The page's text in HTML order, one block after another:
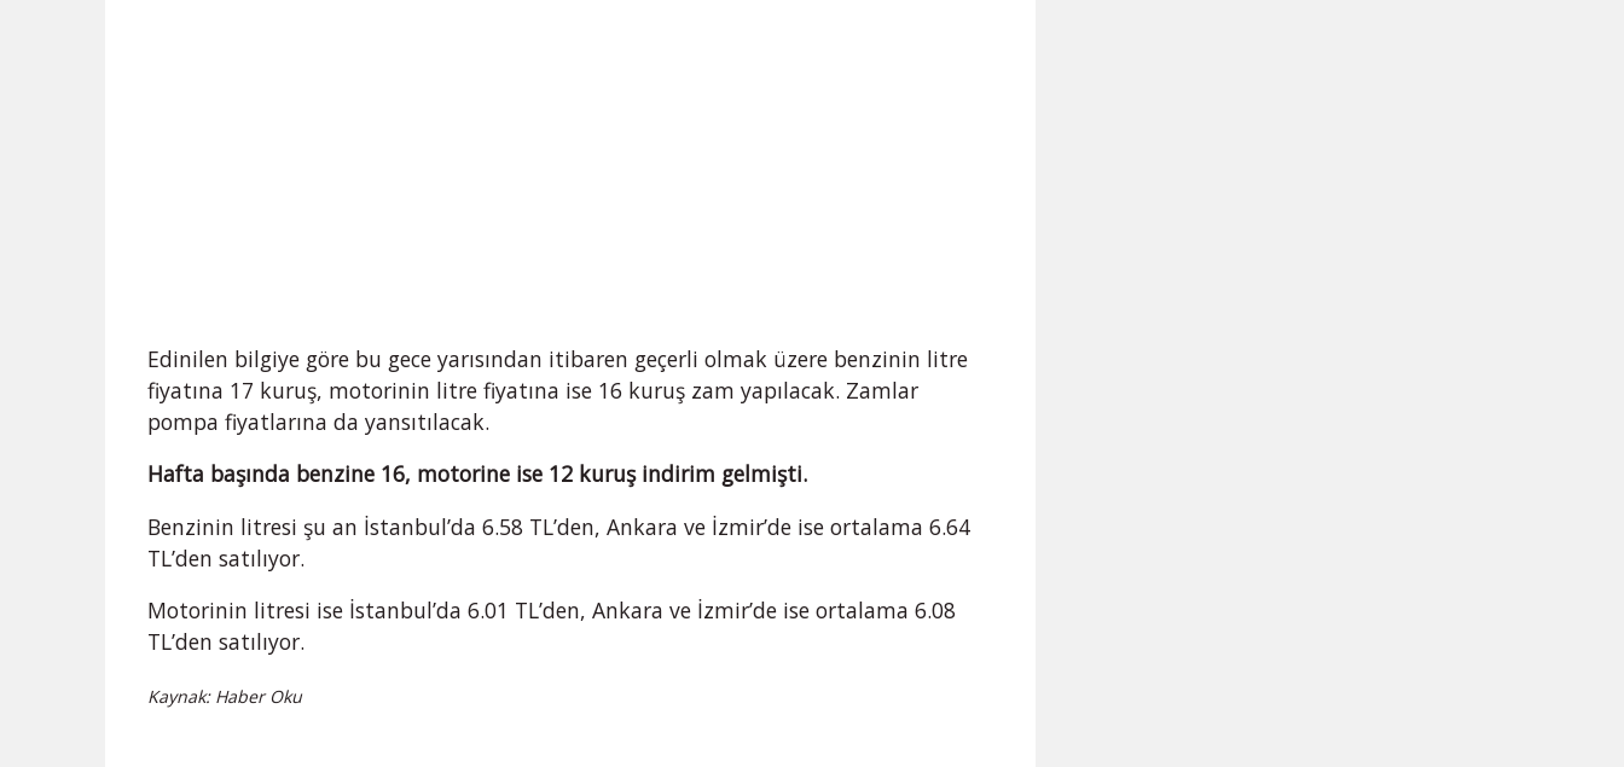
Edinilen bilgiye göre bu gece yarısından itibaren geçerli olmak üzere benzinin litre
fiyatına 17 kuruş, motorinin litre fiyatına ise 16 kuruş zam yapılacak. Zamlar
pompa fiyatlarına da yansıtılacak.
Hafta başında benzine 16, motorine ise 12 kuruş indirim gelmişti.
Benzinin litresi şu an İstanbul’da 6.58 TL’den, Ankara ve İzmir’de ise ortalama 6.64
TL’den satılıyor.
Motorinin litresi ise İstanbul’da 6.01 TL’den, Ankara ve İzmir’de ise ortalama 6.08
TL’den satılıyor.
Kaynak: Haber Oku